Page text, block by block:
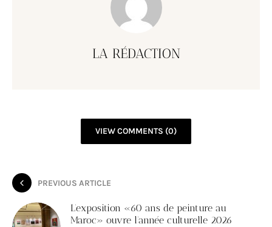
LA RÉDACTION
VIEW COMMENTS (0)
PREVIOUS ARTICLE
L’exposition «60 ans de peinture au
Maroc» ouvre l’année culturelle 2026